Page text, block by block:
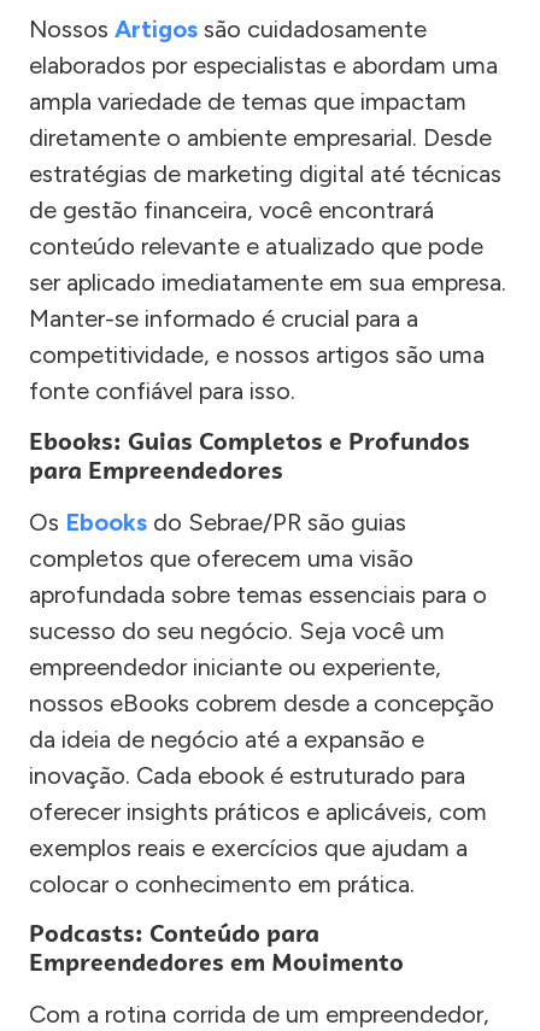
Nossos Artigos são cuidadosamente
elaborados por especialistas e abordam uma
ampla variedade de temas que impactam
diretamente o ambiente empresarial. Desde
estratégias de marketing digital até técnicas
de gestão financeira, você encontrará
conteúdo relevante e atualizado que pode
ser aplicado imediatamente em sua empresa.
Manter-se informado é crucial para a
competitividade, e nossos artigos são uma
fonte confiável para isso.
Ebooks: Guias Completos e Profundos
para Empreendedores
Os Ebooks do Sebrae/PR são guias
completos que oferecem uma visão
aprofundada sobre temas essenciais para o
sucesso do seu negócio. Seja você um
empreendedor iniciante ou experiente,
nossos eBooks cobrem desde a concepção
da ideia de negócio até a expansão e
inovação. Cada ebook é estruturado para
oferecer insights práticos e aplicáveis, com
exemplos reais e exercícios que ajudam a
colocar o conhecimento em prática.
Podcasts: Conteúdo para
Empreendedores em Movimento
Com a rotina corrida de um empreendedor,